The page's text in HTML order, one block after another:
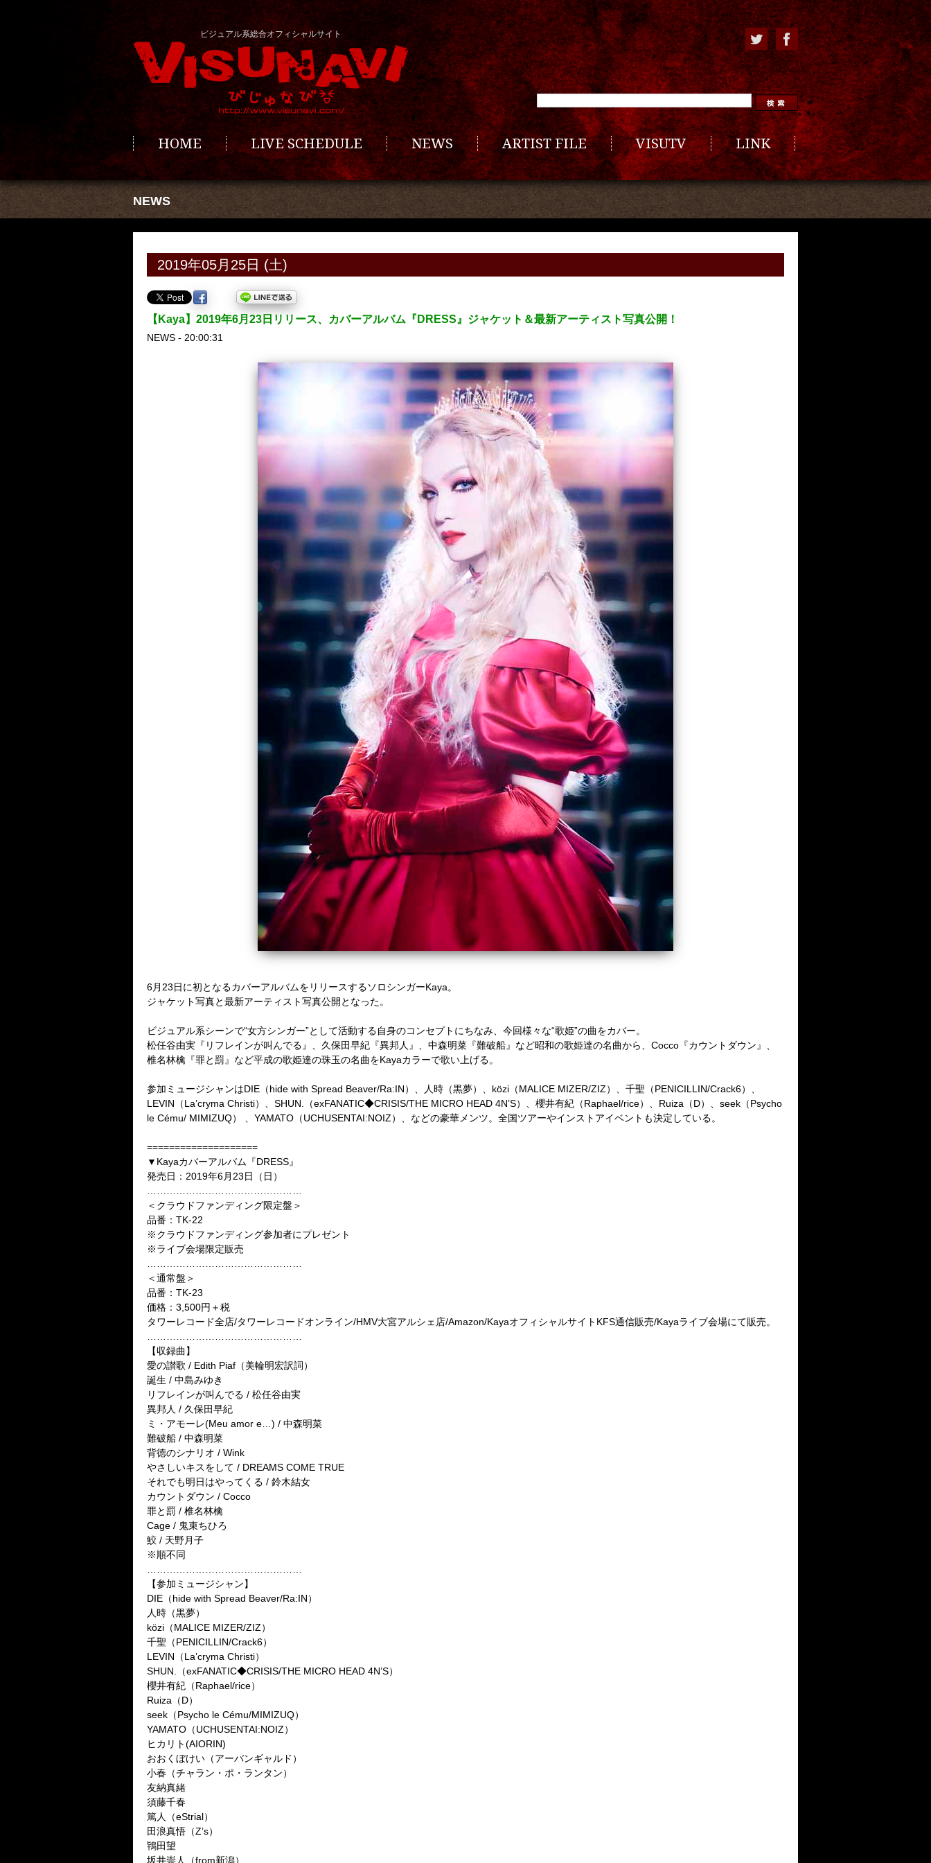
ビジュアル系総合オフィシャルサイト
HOME LIVE SCHEDULE NEWS ARTIST FILE VISUTV LINK
NEWS
2019年05月25日 (土)
【Kaya】2019年6月23日リリース、カバーアルバム『DRESS』ジャケット＆最新アーティスト写真公開！
NEWS - 20:00:31
6月 23日に初となるカバーアルバムをリリースするソロシンガーKaya。
ジャケット写真と最新アーティスト写真公開となった。
ビジュアル系シーンで“女方シンガー”として活動する自身のコンセプトにちなみ、今回様々な“歌姫”の曲をカバー。
松任谷由実『リフレインが叫んでる』、久保田早紀『異邦人』、中森明菜『難破船』など昭和の歌姫達の名曲から、 Cocco 『カウントダウン』、
椎名林檎『罪と罰』など平成の歌姫達の珠玉の名曲をKayaカラーで歌い上げる。
参加ミュージシャンはDIE （hide with Spread Beaver/Ra:IN）、人時（黒夢）、 közi （MALICE MIZER/ZIZ）、千聖（PENICILLIN/Crack6）、
LEVIN （La’cryma Christi）、 SHUN. （exFANATIC◆CRISIS/THE MICRO HEAD 4N’S）、櫻井有紀（Raphael/rice）、 Ruiza （D）、 seek （Psycho
le Cému/ MIMIZUQ） YAMATO （UCHUSENTAI:NOIZ）、などの豪華メンツ。全国ツアーやインストアイベントも決定している。
====================
▼ Kayaカバーアルバム『DRESS』
発売日： 2019年6月 23日（日）
＜クラウドファンディング限定盤＞
品番： TK-22
※クラウドファンディング参加者にプレゼント
※ライブ会場限定販売
＜通常盤＞
品番： TK-23
価格： 3,500円＋税
タワーレコード全店/タワーレコードオンライン/HMV大宮アルシェ店/Amazon/Kayaオフィシャルサイト KFS通信販売/Kayaライブ会場にて販売。
【収録曲】
愛の讃歌 / Edith Piaf （美輪明宏訳詞）
誕生 / 中島みゆき
リフレインが叫んでる / 松任谷由実
異邦人 / 久保田早紀
ミ・アモーレ(Meu amor e…) / 中森明菜
難破船 / 中森明菜
背徳のシナリオ / Wink
やさしいキスをして / DREAMS COME TRUE
それでも明日はやってくる / 鈴木結女
カウントダウン / Cocco
罪と罰 / 椎名林檎
Cage / 鬼束ちひろ
鮫 / 天野月子
※順不同
【参加ミュージシャン】
DIE （hide with Spread Beaver/Ra:IN）
人時（黒夢）
közi （MALICE MIZER/ZIZ）
千聖（PENICILLIN/Crack6）
LEVIN （La’cryma Christi）
SHUN.
（exFANATIC◆CRISIS/THE MICRO HEAD 4N’S）
櫻井有紀（Raphael/rice）
Ruiza （D）
seek （Psycho le Cému/MIMIZUQ）
YAMATO （UCHUSENTAI:NOIZ）
ヒカリト(AIORIN)
おおくぼけい（アーバンギャルド）
小春（チャラン・ポ・ランタン）
友納真緒
須藤千春
篤人（eStrial）
田浪真悟（Z’s）
鴇田望
坂井崇人（from新潟）